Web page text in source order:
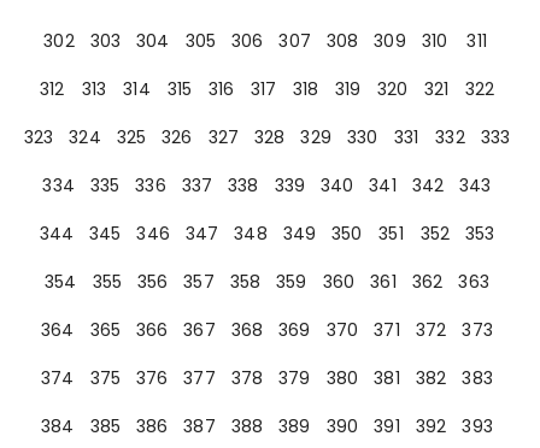
302
303 304 305 306 307 308 309 310
311
312
313 314 315 316 317 318 319 320 321
322
323
324 325 326 327 328 329 330 331 332
333
334
335 336 337 338 339 340 341 342
343
344
345 346 347 348 349 350 351 352
353
354
355 356 357 358 359 360 361 362
363
364
365 366 367 368 369 370 371 372
373
374
375 376 377 378 379 380 381 382
383
384
385 386 387 388 389 390 391 392
393